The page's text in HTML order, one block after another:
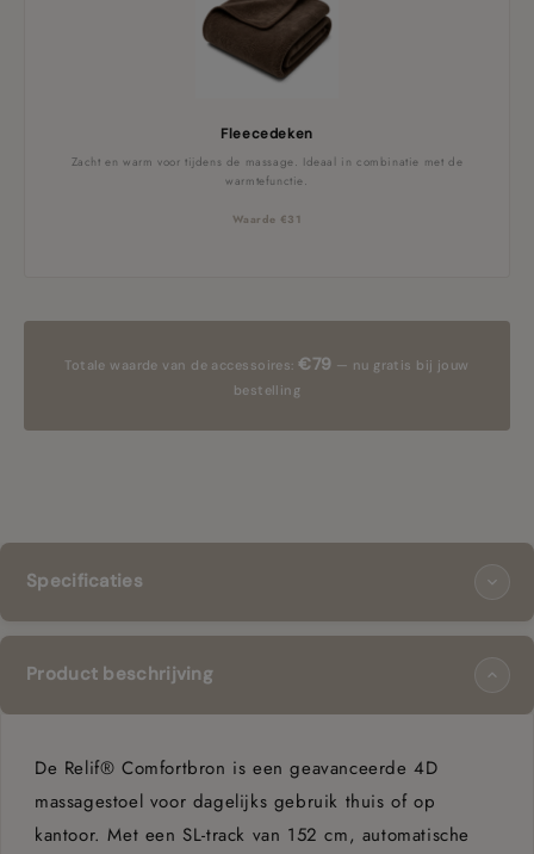
Fleecedeken
Zacht en warm voor tijdens de massage. Ideaal in combinatie met de
warmtefunctie.
Waarde €31
Totale waarde van de accessoires:€79 — nu gratis bij jouw
bestelling
Specificaties
TECHNOLOGIE
Massagetechniek 4D
SL-track
Massagetechnieken
Shiatsu, kneden, kloppen, rollen,
Product beschrijving
De Relif® Comfortbron is een geavanceerde 4D
massagestoel voor dagelijks gebruik thuis of op
kantoor. Met een SL-track van 152 cm, automatische